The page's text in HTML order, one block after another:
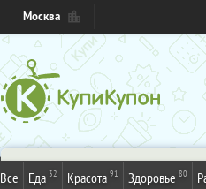
Москва
Все Еда 32 Красота 91 Здоровье 80